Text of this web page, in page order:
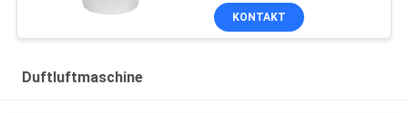
KONTAKT
Duftluftmaschine